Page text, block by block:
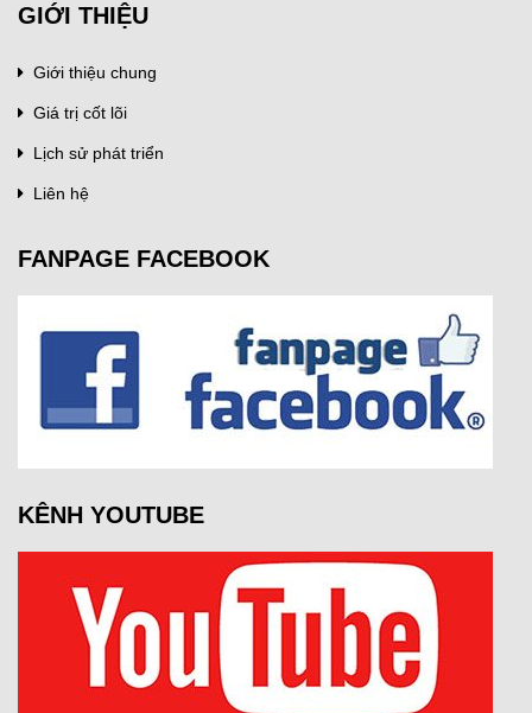
GIỚI THIỆU
Giới thiệu chung
Giá trị cốt lõi
Lịch sử phát triển
Liên hệ
FANPAGE FACEBOOK
KÊNH YOUTUBE